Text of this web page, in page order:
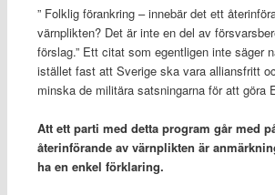
” Folklig förankring – innebär det ett
värnplikten? Det är inte en del av
förslag.” Ett citat som egentligen inte säger
istället fast att Sverige ska vara alliansfritt
minska de militära satsningarna för att göra
Att ett parti med detta program går med
återinförande av värnplikten är
ha en enkel förklaring.